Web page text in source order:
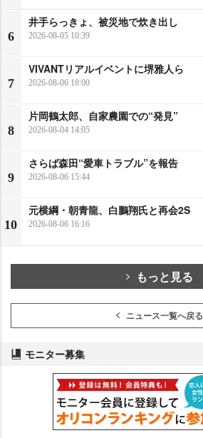
6
井手らっきょ、被災地で炊き出し
2026-08-05 10:39
7
VIVANTリアルイベントに堺雅人ら
2026-08-06 18:00
8
片岡鶴太郎、自家農園での“発見”
2026-08-04 14:05
9
さらば森田“愛車トラブル”を報告
2026-08-06 15:44
10
元横綱・朝青龍、白鵬翔氏と再会2S
2026-08-06 16:16
もっと見る
ニュース一覧へ戻る
モニター募集